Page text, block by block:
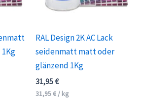
RAL Design 2K AC Lack
seidenmatt matt oder
glänzend 1Kg
31,95€
31,95€ / kg